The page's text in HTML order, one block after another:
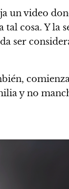
un video
cosa. Y la
ser
y no